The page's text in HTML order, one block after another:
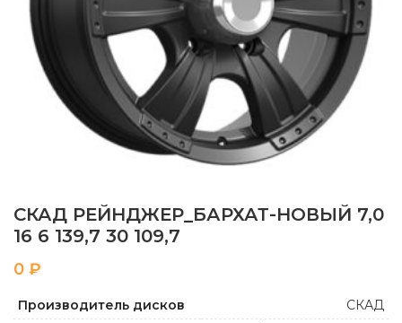
СКАД РЕЙНДЖЕР_БАРХАТ-НОВЫЙ 7,0
16 6 139,7 30 109,7
₽
Производитель дисков СКАД